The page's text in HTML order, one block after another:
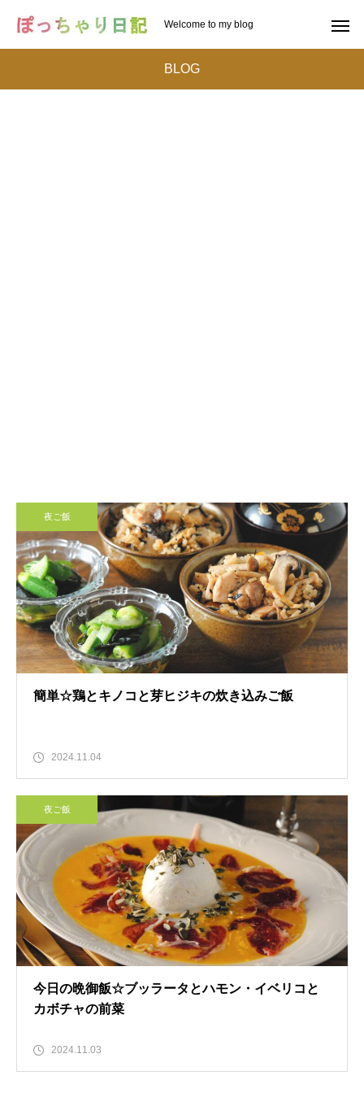
Welcome to my blog
BLOG
夜ご飯
簡単☆鶏とキノコと芽ヒジキの炊き込みご飯
2024.11.04
夜ご飯
今日の晩御飯☆ブッラータとハモン・イベリコと
カボチャの前菜
2024.11.03